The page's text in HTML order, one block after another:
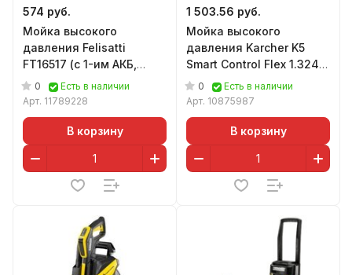
574 руб.
Мойка высокого
давления Felisatti
FT16517 (с 1-им АКБ,
кейс)
0
Есть в наличии
Арт. 11789228
В корзину
1 503.56 руб.
Мойка высокого
давления Karcher K5
Smart Control Flex 1.324-
730.0
0
Есть в наличии
Арт. 10875987
В корзину